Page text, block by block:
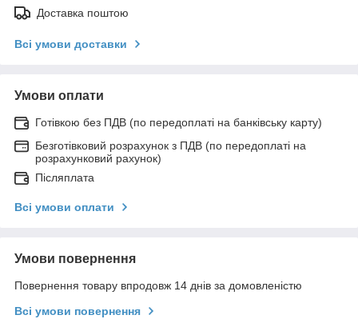
Доставка поштою
Всі умови доставки
Умови оплати
Готівкою без ПДВ (по передоплаті на банківську карту)
Безготівковий розрахунок з ПДВ (по передоплаті на
розрахунковий рахунок)
Післяплата
Всі умови оплати
Умови повернення
Повернення товару впродовж 14 днів за домовленістю
Всі умови повернення